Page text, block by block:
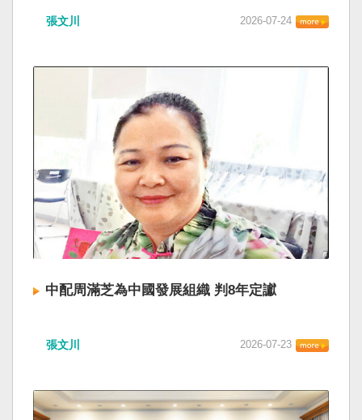
張文川 2026-07-24
中配周滿芝為中國發展組織 判8年定讞
張文川 2026-07-23